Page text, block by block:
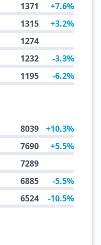
1371 +7.6%
1315 +3.2%
1274
1232 -3.3%
1195 -6.2%
8039 +10.3%
7690 +5.5%
7289
6885 -5.5%
6524 -10.5%